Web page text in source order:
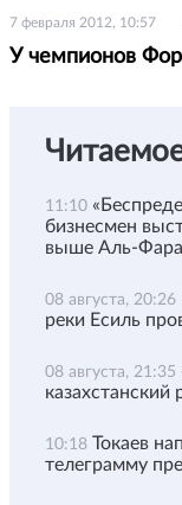
7 февраля 2012, 10:57
У чемпионов
11:10
бизнесмен
выше Аль-
08 августа, 20:26
реки Есиль
08 августа, 21:35
10:18 Токаев
телеграмму